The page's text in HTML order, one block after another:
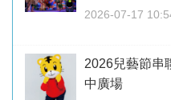
2026-07-17
2026兒藝節
中廣場